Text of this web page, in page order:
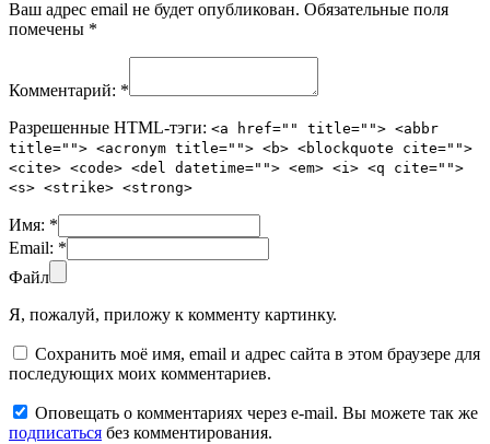
Ваш адрес email не будет опубликован. Обязательные поля
помечены *
Комментарий: *
Разрешенные HTML-тэги: <a href="" title=""> <abbr
title=""> <acronym title=""> <b> <blockquote cite="">
<cite> <code> <del datetime=""> <em> <i> <q cite="">
<s> <strike> <strong>
Имя: *
Email: *
Файл
Я, пожалуй, приложу к комменту картинку.
Сохранить моё имя, email и адрес сайта в этом браузере для
последующих моих комментариев.
Оповещать о комментариях через e-mail. Вы можете так же
подписаться без комментирования.